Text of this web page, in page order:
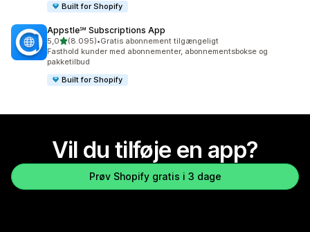
Built for Shopify
Appstle℠ Subscriptions App
5,0ud af 5 stjerner
(8.095)
8095 anmeldelser i alt
•Gratis abonnement tilgængeligt
Fasthold kunder med abonnementer, abonnementsbokse og
pakketilbud
Built for Shopify
Vil du tilføje en app?
Prøv Shopify gratis i 3 dage